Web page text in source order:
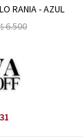
RANIA - AZUL
$6.500